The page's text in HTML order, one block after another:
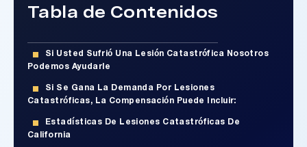
Tabla de Contenidos
Si Usted Sufrió Una Lesión Catastrófica Nosotros
Podemos Ayudarle
Si Se Gana La Demanda Por Lesiones
Catastróficas, La Compensación Puede Incluir:
Estadísticas De Lesiones Catastróficas De
California